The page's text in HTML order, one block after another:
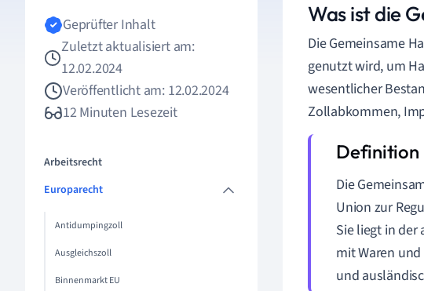
Geprüfter Inhalt
Zuletzt aktualisiert am:
12.02.2024
Veröffentlicht am: 12.02.2024
12 Minuten Lesezeit
Arbeitsrecht
Europarecht
Antidumpingzoll
Ausgleichszoll
Binnenmarkt EU
Was ist die
Die Gemeinsame
genutzt wird, um
wesentlicher
Zollabkommen,
Die
Union zur
Sie liegt in der
mit Waren
und